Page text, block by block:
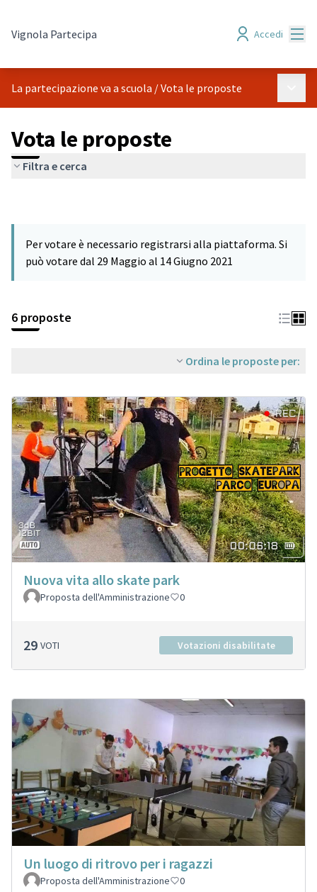
Vignola Partecipa Accedi
La partecipazione va a scuola /Vota le proposte
Vota le proposte
Filtra e cerca
Per votare è necessario registrarsi alla piattaforma. Si
può votare dal 29 Maggio al 14 Giugno 2021
6 proposte
Ordina le proposte per:
Nuova vita allo skate park
Proposta dell'Amministrazione 0
29 VOTI Votazioni disabilitate
Un luogo di ritrovo per i ragazzi
Proposta dell'Amministrazione 0